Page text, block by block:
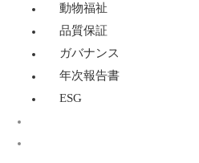
動物福祉
品質保証
ガバナンス
年次報告書
ESG